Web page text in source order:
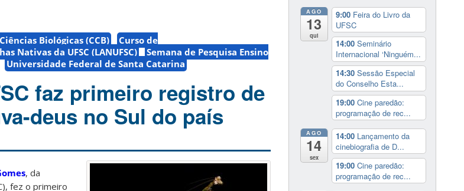
Biológicas (CCB)
Curso de
Nativas da UFSC (LANUFSC)
Semana de Pesquisa Ensino
Universidade Federal de Santa Catarina
faz primeiro registro de
deus no Sul do país
, da
fez o primeiro
AGO
13
qui
9:00 Feira do Livro da
UFSC
14:00 Seminário
Internacional ‘Ninguém...
14:30 Sessão Especial
do Conselho Esta...
19:00 Cine paredão:
programação de rec...
AGO
14
sex
14:00 Lançamento da
cinebiografia de D...
19:00 Cine paredão:
programação de rec...